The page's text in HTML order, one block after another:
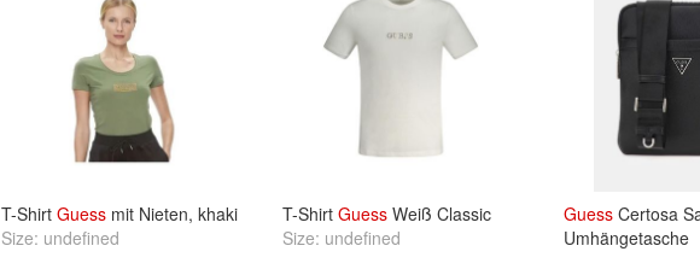
T-Shirt Guess mit Nieten, khaki
Size: undefined
T-Shirt Guess Weiß Classic
Size: undefined
Guess Certosa
Umhängetasche